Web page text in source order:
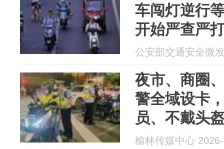
车闯灯逆行
开始严查严
公安部交通安全微
夜市、商圈
警全域设卡
员、不戴头
榆林传媒中心